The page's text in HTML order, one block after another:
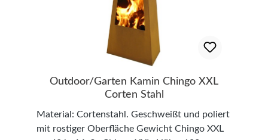
Outdoor/Garten Kamin Chingo XXL
Corten Stahl
Material: Cortenstahl. Geschweißt und poliert
mit rostiger Oberfläche Gewicht Chingo XXL